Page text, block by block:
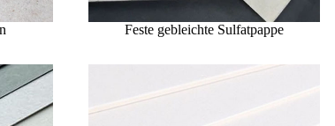
Feste gebleichte Sulfatpappe